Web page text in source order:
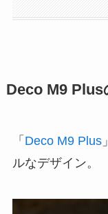
Deco M9 Plus
「 Deco M9 Plus
ルなデザイン。